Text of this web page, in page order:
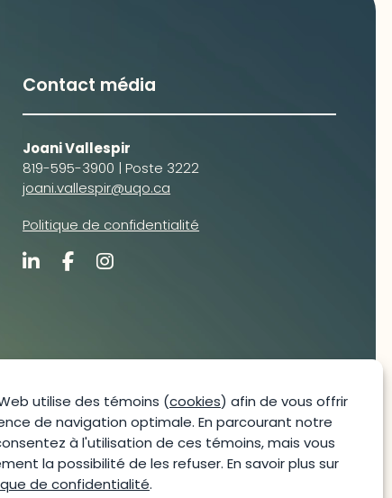
utilise des témoins (cookies) afin de vous offrir
de navigation optimale. En parcourant notre
à l'utilisation de ces témoins, mais vous
la possibilité de les refuser. En savoir plus sur
de confidentialité.
Contact média
Joani Vallespir
819-595-3900 | Poste 3222
joani.vallespir@uqo.ca
Politique de confidentialité